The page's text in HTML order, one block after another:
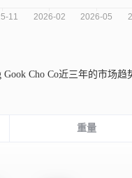
Gook Cho Co近三年的市场趋
重量